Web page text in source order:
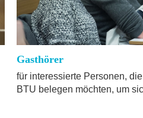
Gasthörer
für interessierte Personen,
BTU belegen möchten, um